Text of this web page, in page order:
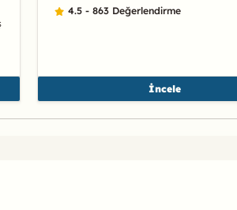
4.5 - 863 Değerlendirme
İncele